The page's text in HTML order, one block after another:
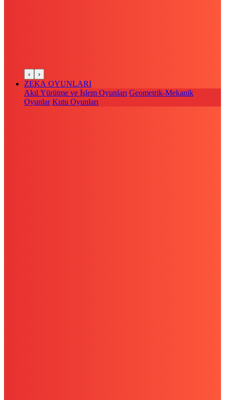
‹ ›
ZEKA OYUNLARI
Akıl Yürütme ve İşlem Oyunları Geometrik-Mekanik
Oyunlar Kutu Oyunları